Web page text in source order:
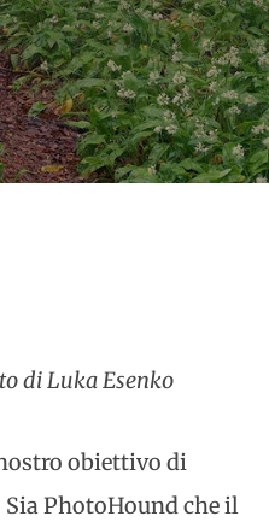
di Luka Esenko
obiettivo di
PhotoHound che il